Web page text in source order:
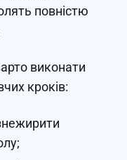
повністю
виконати
кроків: